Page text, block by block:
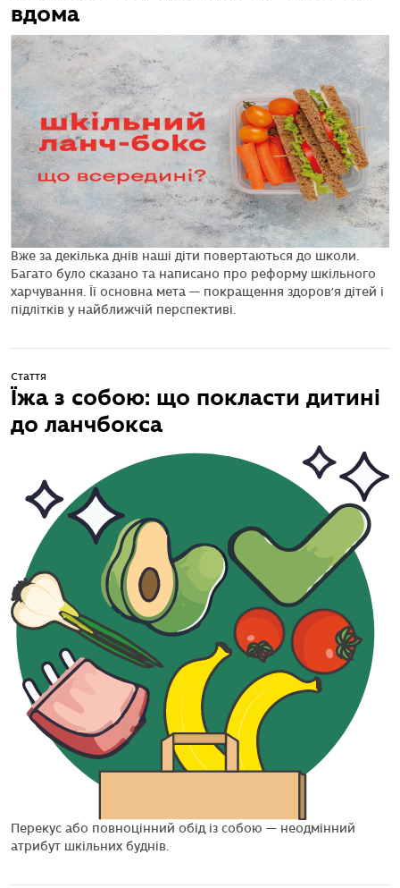
вдома
Вже за декілька днів наші діти повертаються до школи.
Багато було сказано та написано про реформу шкільного
харчування. Її основна мета — покращення здоров’я дітей і
підлітків у найближчій перспективі.
Стаття
Їжа з собою: що покласти дитині
до ланчбокса
Перекус або повноцінний обід із собою — неодмінний
атрибут шкільних буднів.